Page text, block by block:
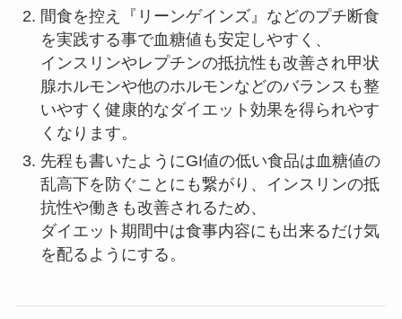
間食を控え『リーンゲインズ』などのプチ断食
を実践する事で血糖値も安定しやすく、
インスリンやレプチンの抵抗性も改善され甲状
腺ホルモンや他のホルモンなどのバランスも整
いやすく健康的なダイエット効果を得られやす
くなります。
先程も書いたようにGI値の低い食品は血糖値の
乱高下を防ぐことにも繋がり、インスリンの抵
抗性や働きも改善されるため、
ダイエット期間中は食事内容にも出来るだけ気
を配るようにする。